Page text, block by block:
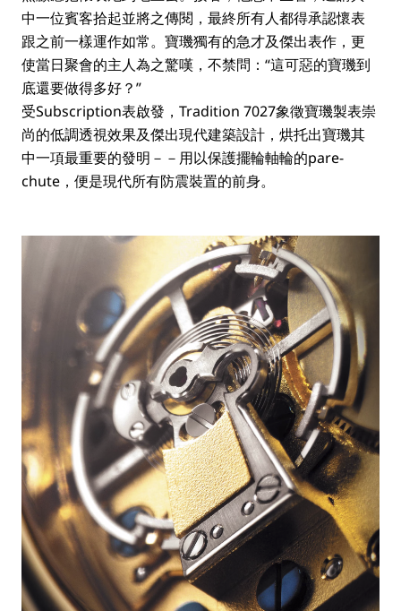
中一位賓客拾起並將之傳閱，最終所有人都得承認懷表
跟之前一樣運作如常。寶璣獨有的急才及傑出表作，更
使當日聚會的主人為之驚嘆，不禁問：“這可惡的寶璣到
底還要做得多好？”
受Subscription表啟發，Tradition 7027象徵寶璣製表崇
尚的低調透視效果及傑出現代建築設計，烘托出寶璣其
中一項最重要的發明－－用以保護擺輪軸輪的pare-
chute，便是現代所有防震裝置的前身。